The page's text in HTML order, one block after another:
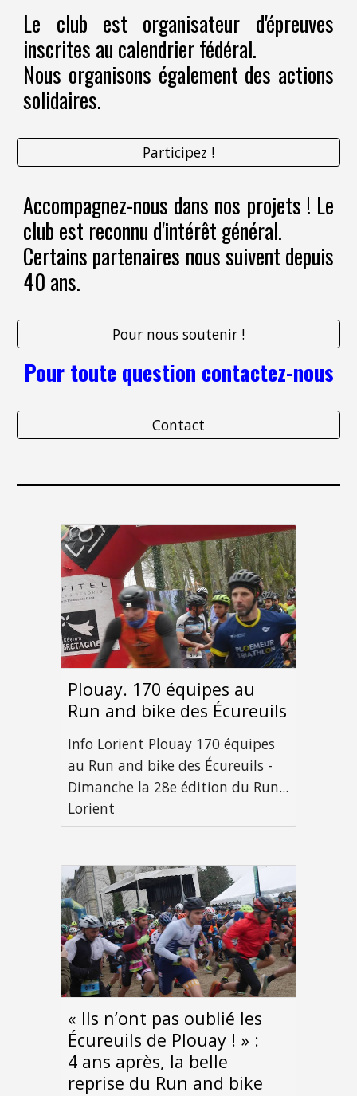
Le club est organisateur d'épreuves
inscrites au calendrier fédéral.
Nous organisons également des actions
solidaires.
Participez !
Accompagnez-nous dans nos projets ! Le
club est reconnu d'intérêt général.
Certains partenaires nous suivent depuis
40 ans.
Pour nous soutenir !
Pour toute question contactez-nous
Contact
Plouay. 170 équipes au
Run and bike des Écureuils
Info Lorient Plouay 170 équipes
au Run and bike des Écureuils -
Dimanche la 28e édition du Run...
Lorient
« Ils n’ont pas oublié les
Écureuils de Plouay ! » :
4 ans après, la belle
reprise du Run and bike